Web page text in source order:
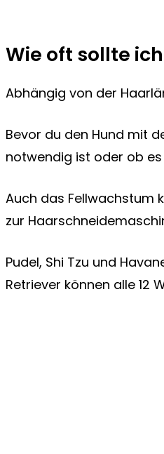
Wie oft sollte
Abhängig von der
Bevor du den Hund mit
notwendig ist oder ob
Auch das Fellwachstum
zur
Pudel, Shi Tzu und
Retriever können alle 12